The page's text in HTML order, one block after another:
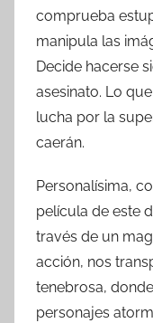
comprueba
manipula las
Decide hacerse
asesinato. Lo
lucha por la
caerán.
Personalísima,
película de este
través de un
acción, nos
tenebrosa,
personajes